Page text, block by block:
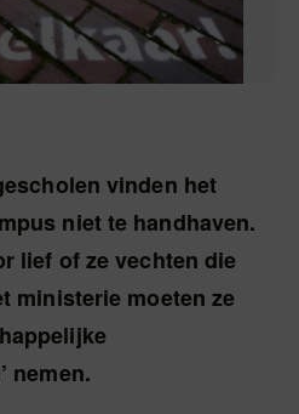
vinden het
niet te handhaven.
lief of ze vechten die
ministerie moeten ze
nemen.